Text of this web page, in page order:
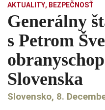
AKTUALITY, BEZPEČNOSŤ
Generálny
s Petrom
Slovenska
Slovensko, 8.